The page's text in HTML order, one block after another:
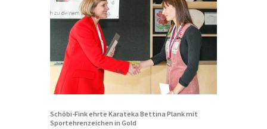
Schöbi-Fink ehrte Karateka Bettina Plank mit
Sportehrenzeichen in Gold